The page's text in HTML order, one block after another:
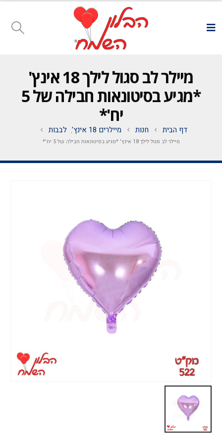
מיילר לב סגול לילך 18 אינץ'
*מגיע בסיטונאות חבילה של 5
יח'*
דף הבית חנות מיילרים 18 אינץ' , לבבות
מיילר לב סגול לילך 18 אינץ' *מגיע בסיטונאות חבילה של 5 יח'*